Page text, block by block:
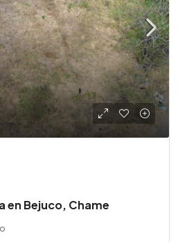
en Bejuco, Chame